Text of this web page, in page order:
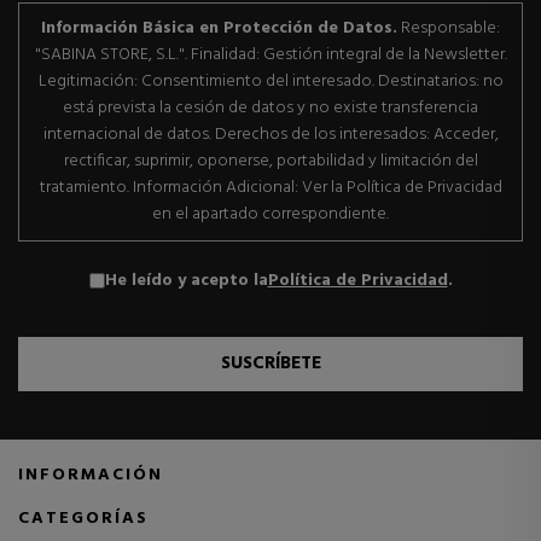
Información Básica en Protección de Datos. Responsable:
"SABINA STORE, S.L.". Finalidad: Gestión integral de la Newsletter.
Legitimación: Consentimiento del interesado. Destinatarios: no
está prevista la cesión de datos y no existe transferencia
internacional de datos. Derechos de los interesados: Acceder,
rectificar, suprimir, oponerse, portabilidad y limitación del
tratamiento. Información Adicional: Ver la Política de Privacidad
en el apartado correspondiente.
He leído y acepto laPolítica de Privacidad.
SUSCRÍBETE
INFORMACIÓN
CATEGORÍAS